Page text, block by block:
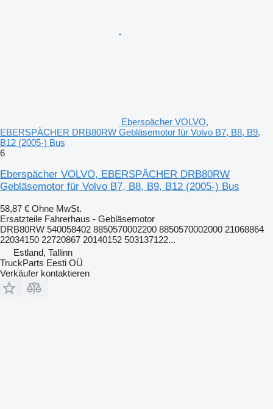
Eberspächer VOLVO,
EBERSPÄCHER DRB80RW Gebläsemotor für Volvo B7, B8, B9,
B12 (2005-) Bus
6
Eberspächer VOLVO, EBERSPÄCHER DRB80RW
Gebläsemotor für Volvo B7, B8, B9, B12 (2005-) Bus
58,87 € Ohne MwSt.
Ersatzteile Fahrerhaus - Gebläsemotor
DRB80RW 540058402 8850570002200 8850570002000 21068864
22034150 22720867 20140152 503137122...
Estland, Tallinn
TruckParts Eesti OÜ
Verkäufer kontaktieren